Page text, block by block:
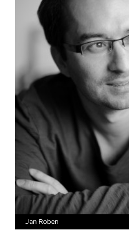
Jan Roben